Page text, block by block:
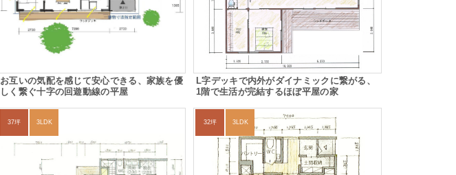
お互いの気配を感じて安心できる、家族を優
しく繋ぐ十字の回遊動線の平屋
L字デッキで内外がダイナミックに繋がる、
1階で生活が完結するほぼ平屋の家
37坪 3LDK 32坪 3LDK